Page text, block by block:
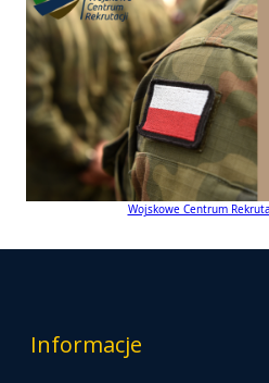
Wojskowe Centrum
Informacje